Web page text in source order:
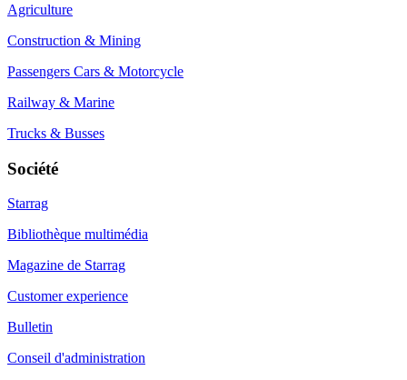
Agriculture
Construction & Mining
Passengers Cars & Motorcycle
Railway & Marine
Trucks & Busses
Société
Starrag
Bibliothèque multimédia
Magazine de Starrag
Customer experience
Bulletin
Conseil d'administration